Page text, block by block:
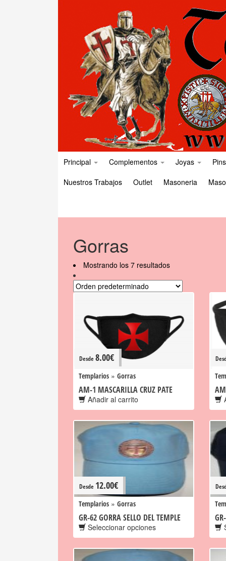
Principal Complementos Joyas
Pins
Nuestros Trabajos
Outlet Masoneria
Gorras
Mostrando los 7 resultados
Desde8.00€
Templarios » Gorras
AM-1 MASCARILLA CRUZ PATE
Añadir al carrito
Desde 12.00€
Templarios » Gorras
GR-62 GORRA SELLO DEL TEMPLE
Seleccionar opciones